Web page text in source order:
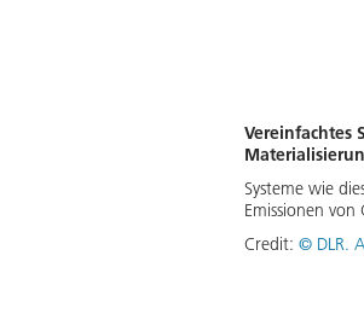
Vereinfachtes
Systeme wie
Emissionen von
Credit: © DLR.